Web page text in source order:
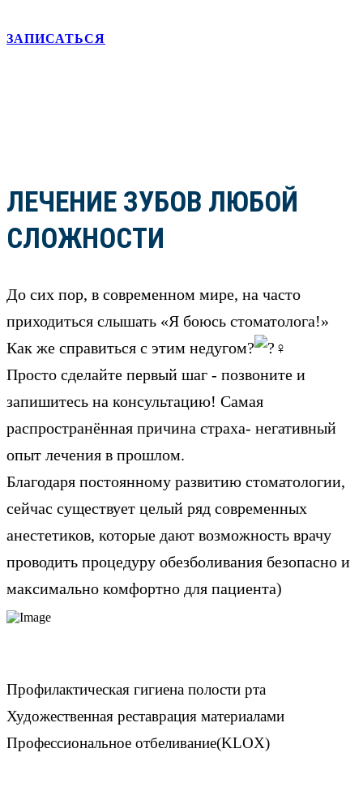
ЗАПИСАТЬСЯ
ЛЕЧЕНИЕ ЗУБОВ ЛЮБОЙ
СЛОЖНОСТИ
До сих пор, в современном мире, на часто
приходиться слышать «Я боюсь стоматолога!»
Как же справиться с этим недугом?
Просто сделайте первый шаг - позвоните и
запишитесь на консультацию! Самая
распространённая причина страха- негативный
опыт лечения в прошлом.
Благодаря постоянному развитию стоматологии,
сейчас существует целый ряд современных
анестетиков, которые дают возможность врачу
проводить процедуру обезболивания безопасно и
максимально комфортно для пациента)
Профилактическая гигиена полости рта
Художественная реставрация материалами
Профессиональное отбеливание(KLOX)